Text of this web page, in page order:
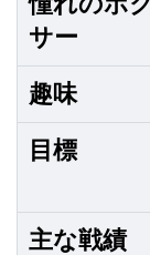
サー
趣味
目標
主な戦績